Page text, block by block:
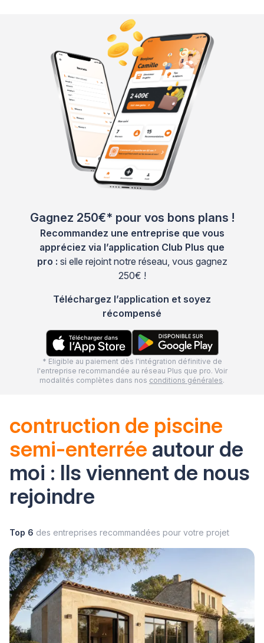
Gagnez 250€* pour vos bons plans !
Recommandez une entreprise que vous
appréciez via l’application Club Plus que
pro : si elle rejoint notre réseau, vous gagnez
250€ !
Téléchargez l’application et soyez
récompensé
* Eligible au paiement dès l'intégration définitive de
l'entreprise recommandée au réseau Plus que pro. Voir
modalités complètes dans nos conditions générales.
contruction de piscine
semi-enterrée autour de
moi : Ils viennent de nous
rejoindre
Top 6 des entreprises recommandées pour votre projet